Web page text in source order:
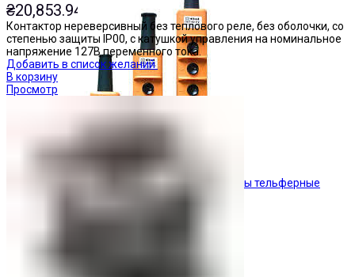
Посты тельферные
₴20,853.94
Контактор нереверсивный без теплового реле, без оболочки, со
степенью защиты IP00, с катушкой управления на номинальное
напряжение 127В переменного тока.
Добавить в список желаний
В корзину
Просмотр